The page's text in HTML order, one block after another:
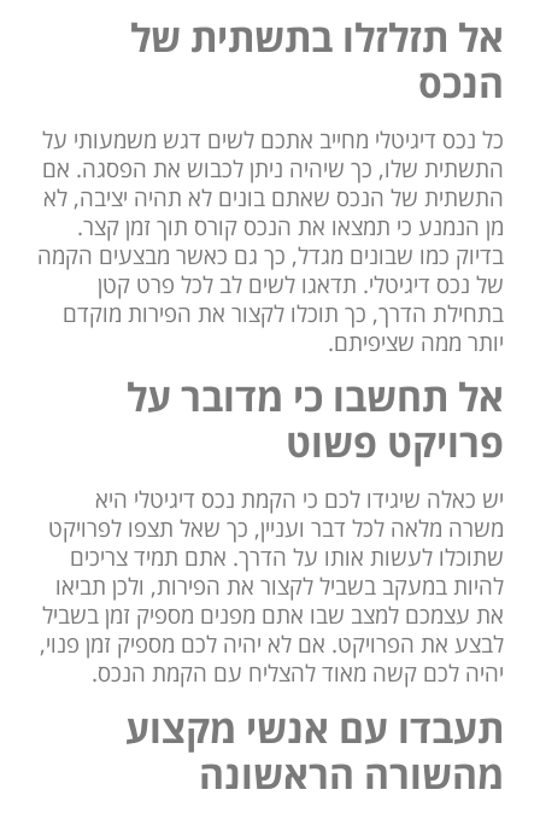
אל תזלזלו בתשתית של
הנכס
כל נכס דיגיטלי מחייב אתכם לשים דגש משמעותי על
התשתית שלו, כך שיהיה ניתן לכבוש את הפסגה. אם
התשתית של הנכס שאתם בונים לא תהיה יציבה, לא
מן הנמנע כי תמצאו את הנכס קורס תוך זמן קצר.
בדיוק כמו שבונים מגדל, כך גם כאשר מבצעים הקמה
של נכס דיגיטלי. תדאגו לשים לב לכל פרט קטן
בתחילת הדרך, כך תוכלו לקצור את הפירות מוקדם
יותר ממה שציפיתם.
אל תחשבו כי מדובר על
פרויקט פשוט
יש כאלה שיגידו לכם כי הקמת נכס דיגיטלי היא
משרה מלאה לכל דבר ועניין, כך שאל תצפו לפרויקט
שתוכלו לעשות אותו על הדרך. אתם תמיד צריכים
להיות במעקב בשביל לקצור את הפירות, ולכן תביאו
את עצמכם למצב שבו אתם מפנים מספיק זמן בשביל
לבצע את הפרויקט. אם לא יהיה לכם מספיק זמן פנוי,
יהיה לכם קשה מאוד להצליח עם הקמת הנכס.
תעבדו עם אנשי מקצוע
מהשורה הראשונה